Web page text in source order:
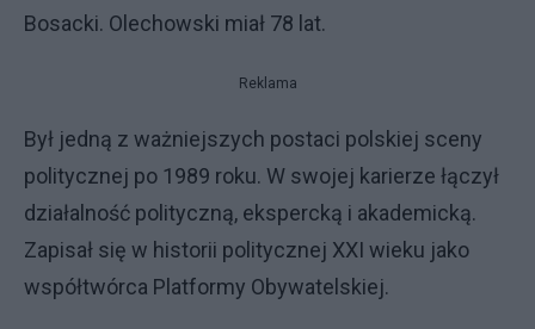
Bosacki. Olechowski miał 78 lat.
Reklama
Był jedną z ważniejszych postaci polskiej sceny
politycznej po 1989 roku. W swojej karierze łączył
działalność polityczną, ekspercką i akademicką.
Zapisał się w historii politycznej XXI wieku jako
współtwórca Platformy Obywatelskiej.